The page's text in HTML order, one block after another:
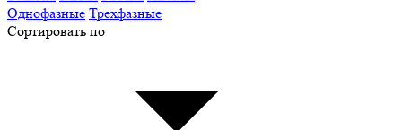
Однофазные Трехфазные
Сортировать по